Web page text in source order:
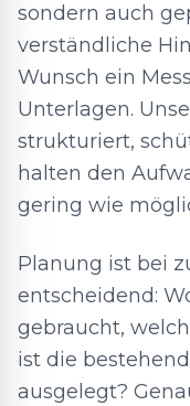
sondern auch
verständliche
Wunsch ein
Unterlagen.
strukturiert,
halten den
gering wie
Planung ist bei
entscheidend:
gebraucht,
ist die
ausgelegt?